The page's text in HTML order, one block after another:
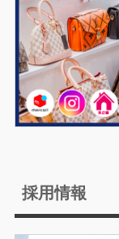
採用情報